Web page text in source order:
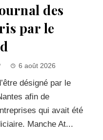
des
par le
6 août 2026
désigné par le
afin de
qui avait été
Manche At...